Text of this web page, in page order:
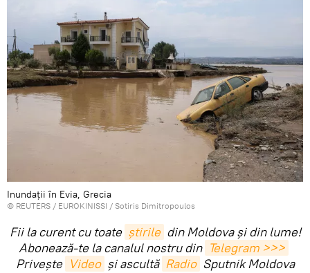
Inundații în Evia, Grecia
© REUTERS / EUROKINISSI / Sotiris Dimitropoulos
Fii la curent cu toate știrile din Moldova și din lume!
Abonează-te la canalul nostru din Telegram >>>
Privește Video și ascultă Radio Sputnik Moldova